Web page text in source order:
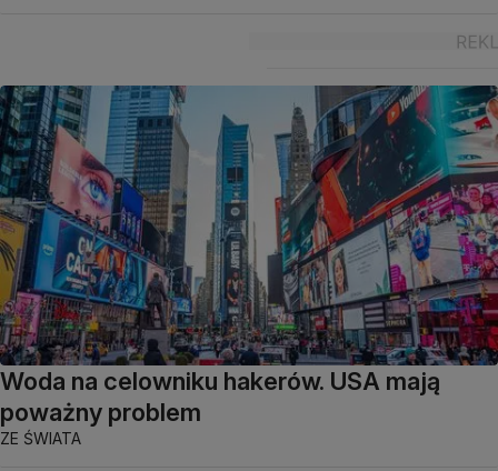
Woda na celowniku hakerów. USA mają
poważny problem
ZE ŚWIATA